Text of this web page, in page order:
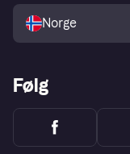
Norge
Følg